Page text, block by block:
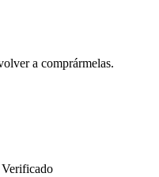
a comprármelas.